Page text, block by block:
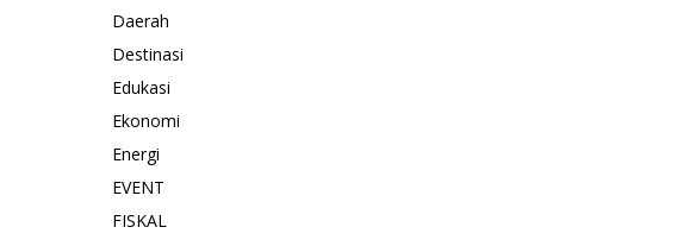
Daerah
Destinasi
Edukasi
Ekonomi
Energi
EVENT
FISKAL